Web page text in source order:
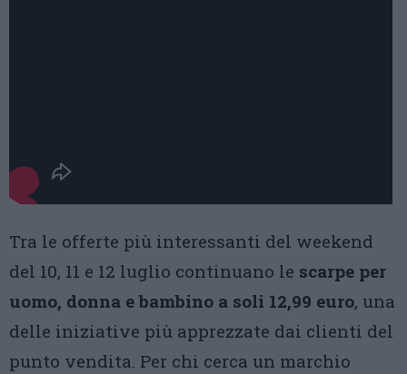
Tra le offerte più interessanti del weekend
del 10, 11 e 12 luglio continuano le scarpe per
uomo, donna e bambino a soli 12,99 euro, una
delle iniziative più apprezzate dai clienti del
punto vendita. Per chi cerca un marchio